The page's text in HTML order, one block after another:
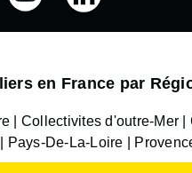
en France par
Collectivites d'outre-Mer
Pays-De-La-Loire